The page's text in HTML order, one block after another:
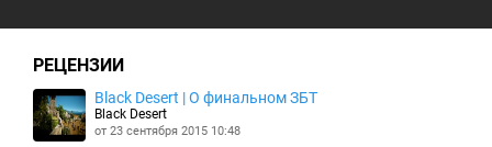
РЕЦЕНЗИИ
Black Desert | О финальном ЗБТ
Black Desert
от 23 сентября 2015 10:48